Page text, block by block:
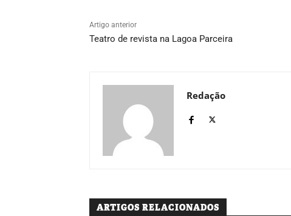
Artigo anterior
Teatro de revista na Lagoa Parceira
Redação
ARTIGOS RELACIONADOS